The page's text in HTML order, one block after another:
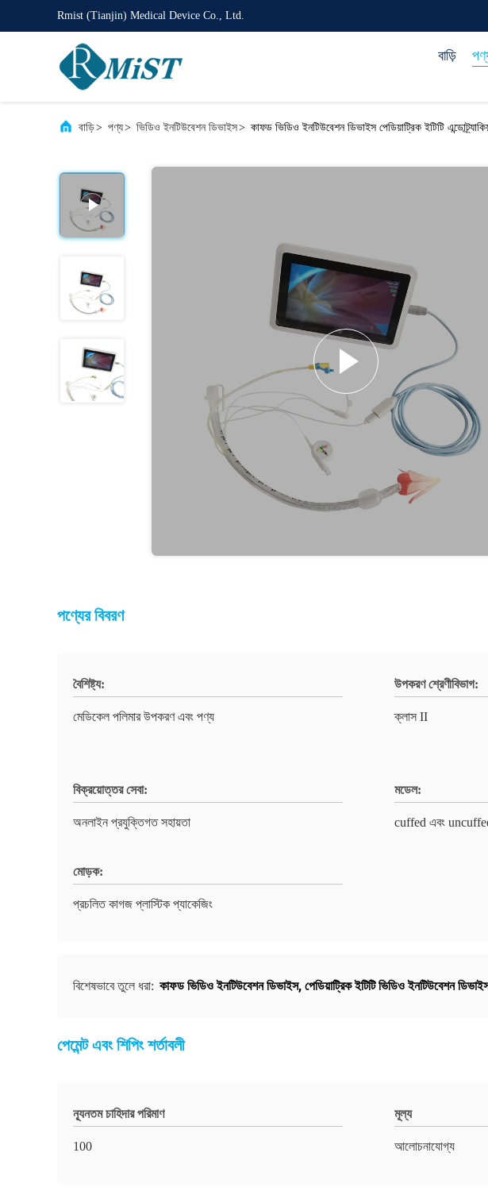
Rmist (Tianjin) Medical Device Co., Ltd.
বাড়ি
বাড়ি> পণ্য> ভিডিও ইনটিউবেশন ডিভাইস> কাফড ভিডিও ইনটিউবেশন ডিভাইস পেডিয়াট্রিক ইটিটি
পণ্যের বিবরণ
বৈশিষ্ট্য:
মেডিকেল পলিমার উপকরণ এবং পণ্য
উপকরণ শ্রেণীবিভাগ:
ক্লাস II
বিক্রয়োত্তর সেবা:
অনলাইন প্রযুক্তিগত সহায়তা
মডেল:
cuffed এবং
মোড়ক:
প্রচলিত কাগজ প্লাস্টিক প্যাকেজিং
বিশেষভাবে তুলে ধরা: কাফড ভিডিও ইনটিউবেশন ডিভাইস, পেডিয়াট্রিক ইটিটি ভিডিও ইনটিউবেশন
পেমেন্ট এবং শিপিং শর্তাবলী
ন্যূনতম চাহিদার পরিমাণ
100
মূল্য
আলোচনাযোগ্য